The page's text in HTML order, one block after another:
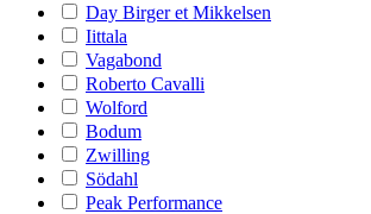
Day Birger et Mikkelsen
Iittala
Vagabond
Roberto Cavalli
Wolford
Bodum
Zwilling
Södahl
Peak Performance